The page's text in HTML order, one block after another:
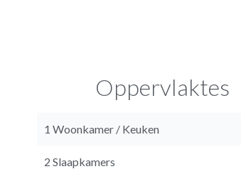
Oppervlaktes
1 Woonkamer / Keuken
2 Slaapkamers